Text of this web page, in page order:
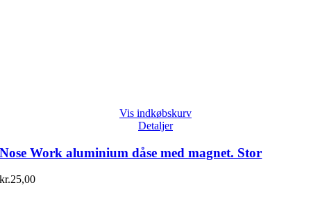
Vis indkøbskurv
Detaljer
Nose Work aluminium dåse med magnet. Stor
kr.25,00